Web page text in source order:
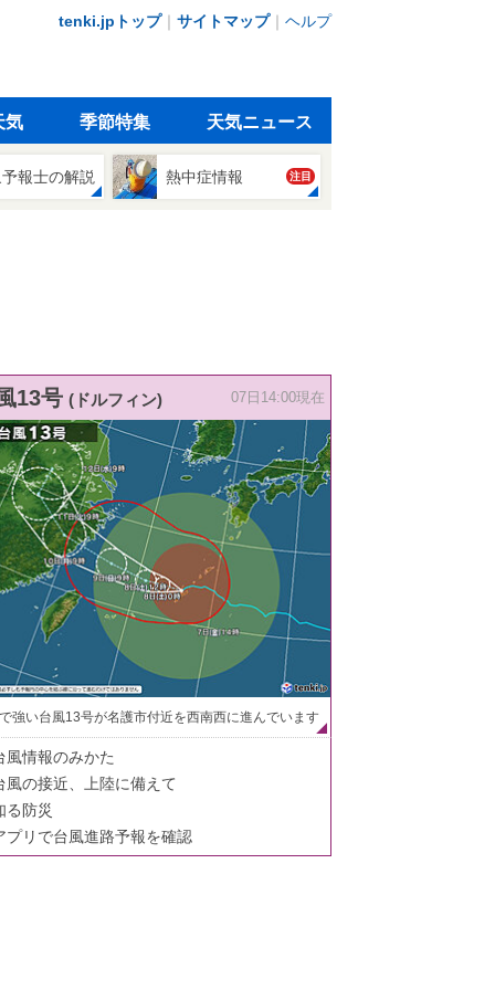
tenki.jpトップ｜ サイトマップ｜ ヘルプ
気 季節特集 天気ニュース
報士の解説 熱中症情報 注目
13号 (ドルフィン) 07日14:00現在
強い台風13号が名護市付近を西南西に進んでいます
風情報のみかた
風の接近、上陸に備えて
る防災
プリで台風進路予報を確認